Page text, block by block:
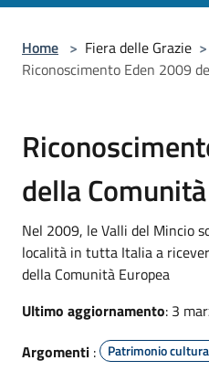
Home > Fiera delle Grazie >
Riconoscimento Eden 2009
della
Nel 2009, le Valli del Mincio
località in tutta Italia a
della Comunità Europea
Ultimo aggiornamento: 3
Argomenti : Patrimonio